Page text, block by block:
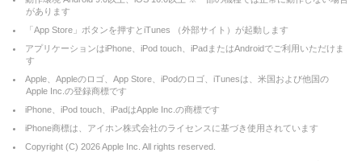
があります
「App Store」ボタンを押すとiTunes （外部サイト）が起動します
アプリケーションはiPhone、iPod touch、iPadまたはAndroidでご利用いただけま
す
Apple、Appleのロゴ、App Store、iPodのロゴ、iTunesは、米国および他国の
Apple Inc.の登録商標です
iPhone、iPod touch、iPadはApple Inc.の商標です
iPhone商標は、アイホン株式会社のライセンスに基づき使用されています
Copyright (C) 2026Apple Inc. All rights reserved.